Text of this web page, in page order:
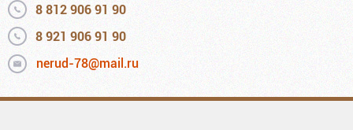
8 812 906 91 90
8 921 906 91 90
nerud-78@mail.ru